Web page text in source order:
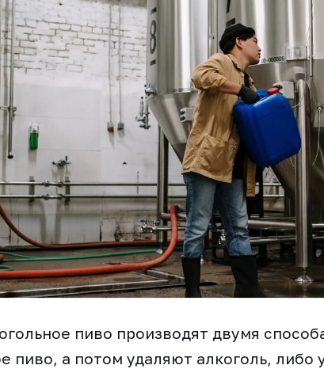
пиво производят двумя
пиво, а потом удаляют алкоголь, либо